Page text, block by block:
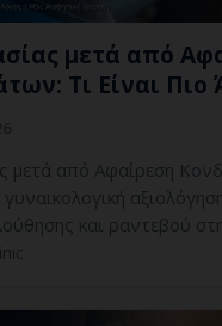
μετά από
Τι Είναι Πιο
μετά από Αφαίρεση
γυναικολογική
και ραντεβού